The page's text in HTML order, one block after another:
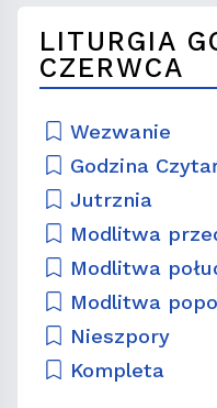
LITURGIA
CZERWCA
Wezwanie
Godzina
Jutrznia
Modlitwa
Modlitwa
Modlitwa
Nieszpory
Kompleta